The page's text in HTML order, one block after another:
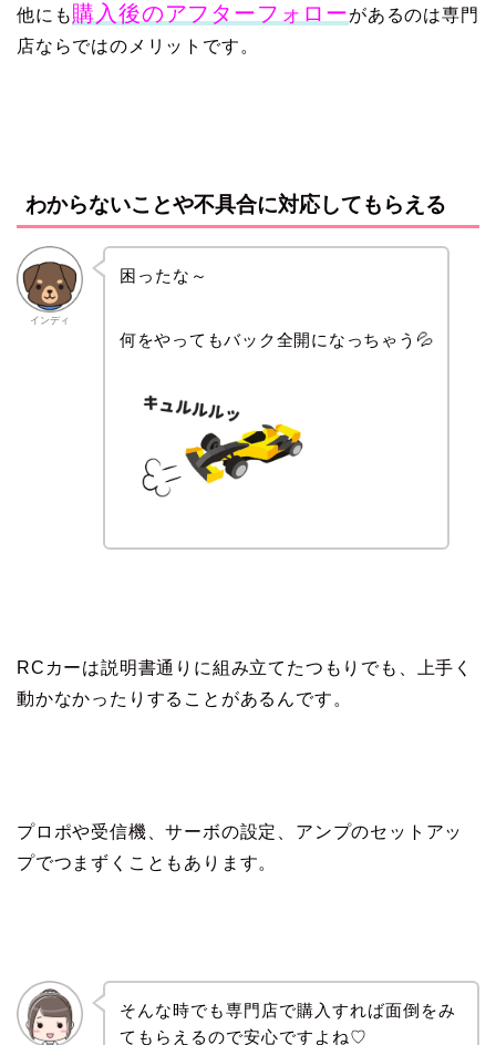
他にも購入後のアフターフォローがあるのは専門
店ならではのメリットです。
わからないことや不具合に対応してもらえる
インディ
困ったな～
何をやってもバック全開になっちゃう💦
RCカーは説明書通りに組み立てたつもりでも、上手く
動かなかったりすることがあるんです。
プロポや受信機、サーボの設定、アンプのセットアッ
プでつまずくこともあります。
そんな時でも専門店で購入すれば面倒をみ
てもらえるので安心ですよね♡